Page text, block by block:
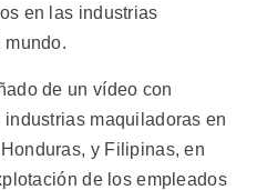
en las industrias
mundo.
de un vídeo con
maquiladoras en
y Filipinas, en
de los empleados